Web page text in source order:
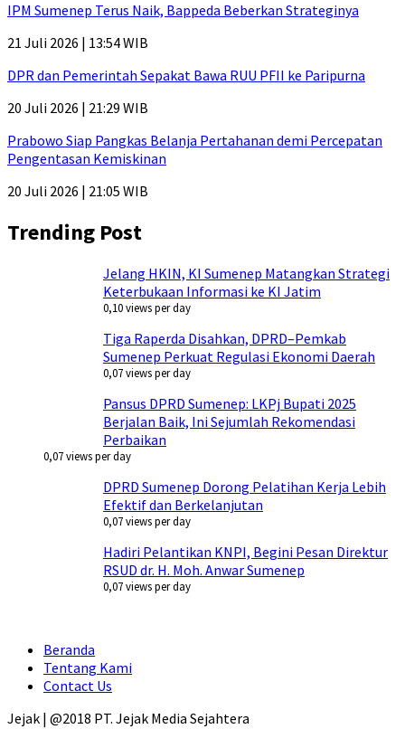
IPM Sumenep Terus Naik, Bappeda Beberkan Strateginya
21 Juli 2026 | 13:54 WIB
DPR dan Pemerintah Sepakat Bawa RUU PFII ke Paripurna
20 Juli 2026 | 21:29 WIB
Prabowo Siap Pangkas Belanja Pertahanan demi Percepatan
Pengentasan Kemiskinan
20 Juli 2026 | 21:05 WIB
Trending Post
Jelang HKIN, KI Sumenep Matangkan Strategi
Keterbukaan Informasi ke KI Jatim
0,10 views per day
Tiga Raperda Disahkan, DPRD–Pemkab
Sumenep Perkuat Regulasi Ekonomi Daerah
0,07 views per day
Pansus DPRD Sumenep: LKPj Bupati 2025
Berjalan Baik, Ini Sejumlah Rekomendasi
Perbaikan
0,07 views per day
DPRD Sumenep Dorong Pelatihan Kerja Lebih
Efektif dan Berkelanjutan
0,07 views per day
Hadiri Pelantikan KNPI, Begini Pesan Direktur
RSUD dr. H. Moh. Anwar Sumenep
0,07 views per day
Beranda
Tentang Kami
Contact Us
Jejak | @2018 PT. Jejak Media Sejahtera